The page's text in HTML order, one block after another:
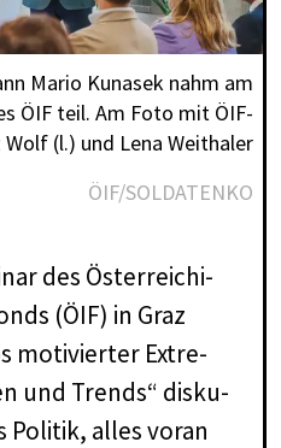
Mario Kunasek nahm am
ÖIF teil. Am Foto mit ÖIF-
(l.) und Lena Weithaler
ÖIF/SOLDATENKO
des Ös­ter­rei­chi­
(ÖIF) in Graz
mo­ti­vier­ter Ex­tre­
und Trends“ dis­ku­
al­les vor­an